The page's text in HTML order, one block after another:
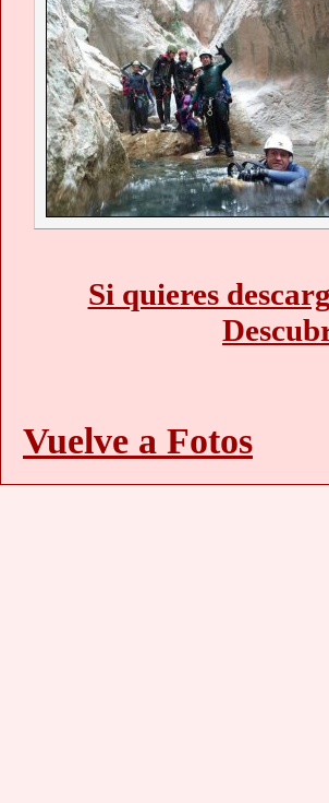
Si quieres
Vuelve a Fotos